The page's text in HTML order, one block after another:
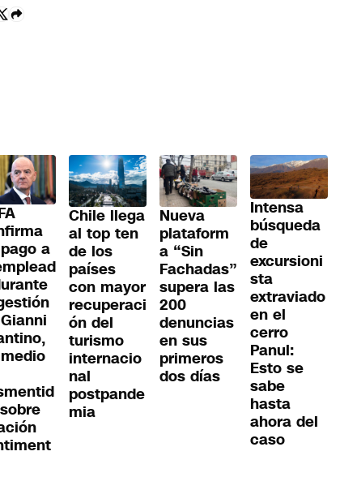
a
Chile llega
al top ten
de los
países
con mayor
recuperaci
ón del
turismo
internacio
nal
postpande
mia
Nueva
plataform
a “Sin
Fachadas”
supera las
200
denuncias
en sus
primeros
dos días
Intensa
búsqueda
de
excursioni
sta
extraviado
en el
cerro
Panul:
Esto se
sabe
hasta
ahora del
caso